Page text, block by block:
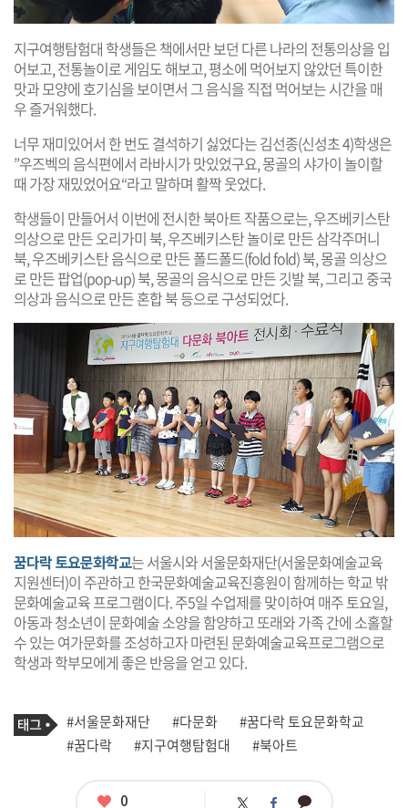
지구여행탐험대 학생들은 책에서만 보던 다른 나라의 전통의상을 입
어보고, 전통놀이로 게임도 해보고, 평소에 먹어보지 않았던 특이한
맛과 모양에 호기심을 보이면서 그 음식을 직접 먹어보는 시간을 매
우 즐거워했다.
너무 재미있어서 한 번도 결석하기 싫었다는 김선종(신성초 4)학생은
”우즈벡의 음식편에서 라바시가 맛있었구요, 몽골의 샤가이 놀이할
때 가장 재밌었어요“라고 말하며 활짝 웃었다.
학생들이 만들어서 이번에 전시한 북아트 작품으로는, 우즈베키스탄
의상으로 만든 오리가미 북, 우즈베키스탄 놀이로 만든 삼각주머니
북, 우즈베키스탄 음식으로 만든 폴드폴드(fold fold) 북, 몽골 의상으
로 만든 팝업(pop-up) 북, 몽골의 음식으로 만든 깃발 북, 그리고 중국
의상과 음식으로 만든 혼합 북 등으로 구성되었다.
꿈다락 토요문화학교는 서울시와 서울문화재단(서울문화예술교육
지원센터)이 주관하고 한국문화예술교육진흥원이 함께하는 학교 밖
문화예술교육 프로그램이다. 주5일 수업제를 맞이하여 매주 토요일,
아동과 청소년이 문화예술 소양을 함양하고 또래와 가족 간에 소홀할
수 있는 여가문화를 조성하고자 마련된 문화예술교육프로그램으로
학생과 학부모에게 좋은 반응을 얻고 있다.
기
사
관
련
태
그
#서울문화재단 #다문화
#꿈다락 토요문화학교
#꿈다락
#지구여행탐험대 #북아트
좋
0 트 페 카